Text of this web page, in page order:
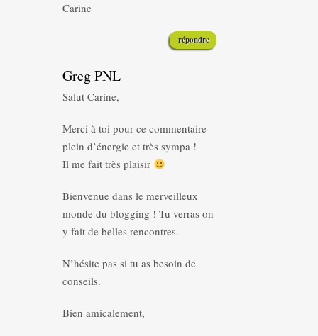
Carine
répondre
Greg PNL
Salut Carine,
Merci à toi pour ce commentaire
plein d’énergie et très sympa !
Il me fait très plaisir
Bienvenue dans le merveilleux
monde du blogging ! Tu verras on
y fait de belles rencontres.
N’hésite pas si tu as besoin de
conseils.
Bien amicalement,